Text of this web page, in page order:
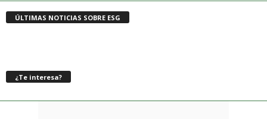
ÚLTIMAS NOTICIAS SOBRE ESG
¿Te interesa?